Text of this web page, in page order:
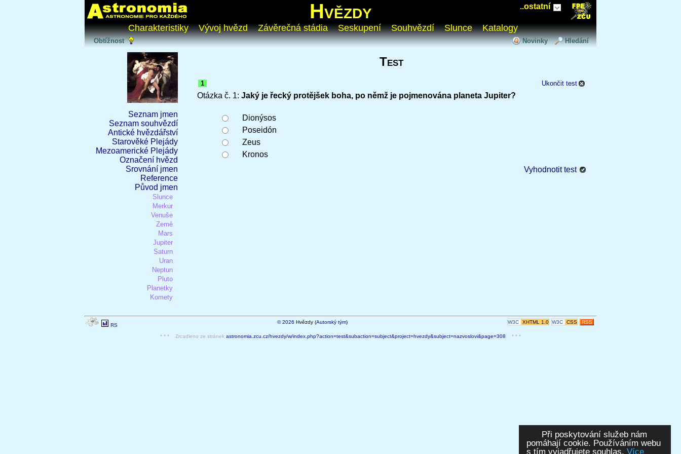
Při poskytování služeb nám
pomáhají cookie. Používáním webu
s tím vyjadřujete souhlas. Více
..ostatní
Hvězdy
Charakteristiky Vývoj hvězd Závěrečná stádia Seskupení Souhvězdí Slunce Katalogy
Obtížnost Novinky Hledání
Seznam jmen
Seznam souhvězdí
Antické hvězdářství
Starověké Plejády
Mezoamerické Plejády
Označení hvězd
Srovnání jmen
Reference
Původ jmen
Slunce
Merkur
Venuše
Země
Mars
Jupiter
Saturn
Uran
Neptun
Pluto
Planetky
Komety
Test
1 Ukončit test
Otázka č. 1: Jaký je řecký protějšek boha, po němž je pojmenována planeta Jupiter?
Dionýsos
Poseidón
Zeus
Kronos
Vyhodnotit test
RS
W3C XHTML 1.0 W3C CSS RSS
© 2026 Hvězdy (Autorský tým)
* * * Zrcadleno ze stránek astronomia.zcu.cz/hvezdy/w/index.php?action=test&subaction=subject&project=hvezdy&subject=nazvoslovi&page=308 * * *